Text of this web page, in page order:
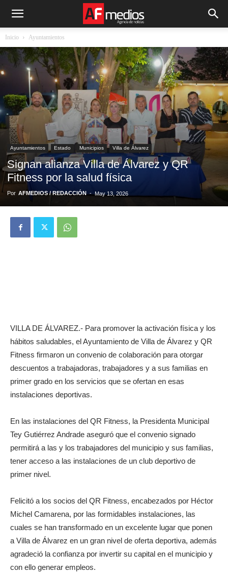
Inicio Ayuntamientos
Ayuntamientos Estado Municipios Villa de Álvarez
Signan alianza Villa de Álvarez y QR
Fitness por la salud física
Por AFMEDIOS / REDACCIÓN - May 13, 2026
VILLA DE ÁLVAREZ.- Para promover la activación física y los
hábitos saludables, el Ayuntamiento de Villa de Álvarez y QR
Fitness firmaron un convenio de colaboración para otorgar
descuentos a trabajadoras, trabajadores y a sus familias en
primer grado en los servicios que se ofertan en esas
instalaciones deportivas.
En las instalaciones del QR Fitness, la Presidenta Municipal
Tey Gutiérrez Andrade aseguró que el convenio signado
permitirá a las y los trabajadores del municipio y sus familias,
tener acceso a las instalaciones de un club deportivo de
primer nivel.
Felicitó a los socios del QR Fitness, encabezados por Héctor
Michel Camarena, por las formidables instalaciones, las
cuales se han transformado en un excelente lugar que ponen
a Villa de Álvarez en un gran nivel de oferta deportiva, además
agradeció la confianza por invertir su capital en el municipio y
con ello generar empleos.